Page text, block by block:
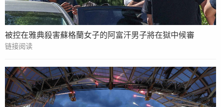
被控在雅典殺害蘇格蘭女子的阿富汗男子將在獄中候審
链接阅读